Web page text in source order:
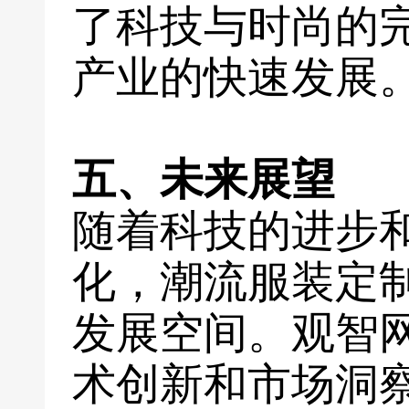
了科技与时尚的
产业的快速发展
五、未来展望
随着科技的进步
化，潮流服装定
发展空间。观智
术创新和市场洞